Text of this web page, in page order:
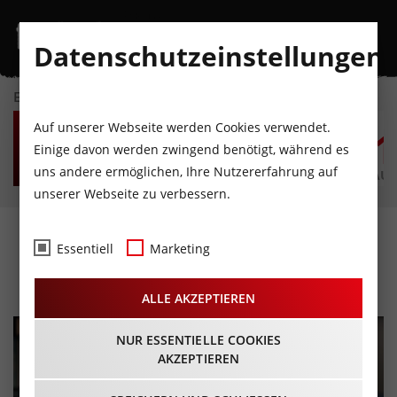
EVENTKALENDER
SA
8
AUGUST
SO
9
AUGUST
MO
10
AUGUST
DI
11
AUGUST
MI
12
AUGUST
Das verletzte Kind
08.04.2025 - Beginn 19:30 Uhr
Datenschutzeinstellungen
Auf unserer Webseite werden Cookies verwendet.
Einige davon werden zwingend benötigt, während es
uns andere ermöglichen, Ihre Nutzererfahrung auf
unserer Webseite zu verbessern.
Essentiell Marketing
ALLE AKZEPTIEREN
NUR ESSENTIELLE COOKIES
AKZEPTIEREN